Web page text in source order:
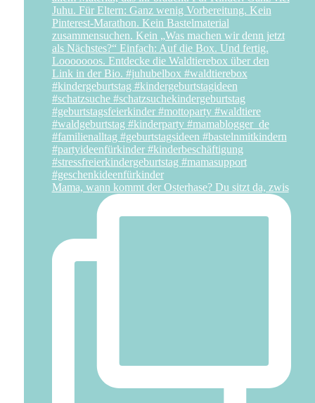
Mama, wann kommt der Osterhase? Du sitzt da, zwis